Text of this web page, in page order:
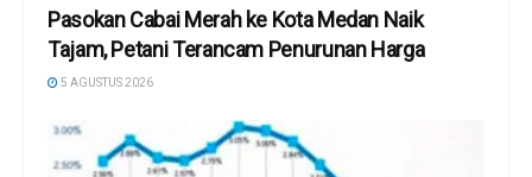
Pasokan Cabai Merah ke Kota Medan Naik
Tajam, Petani Terancam Penurunan Harga
5 AGUSTUS 2026